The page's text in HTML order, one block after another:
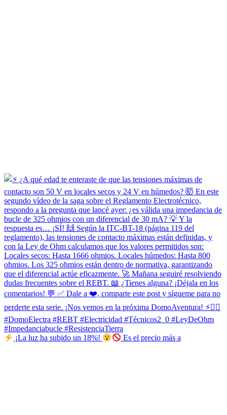
¡La luz ha subido un 18%! Es el precio más a